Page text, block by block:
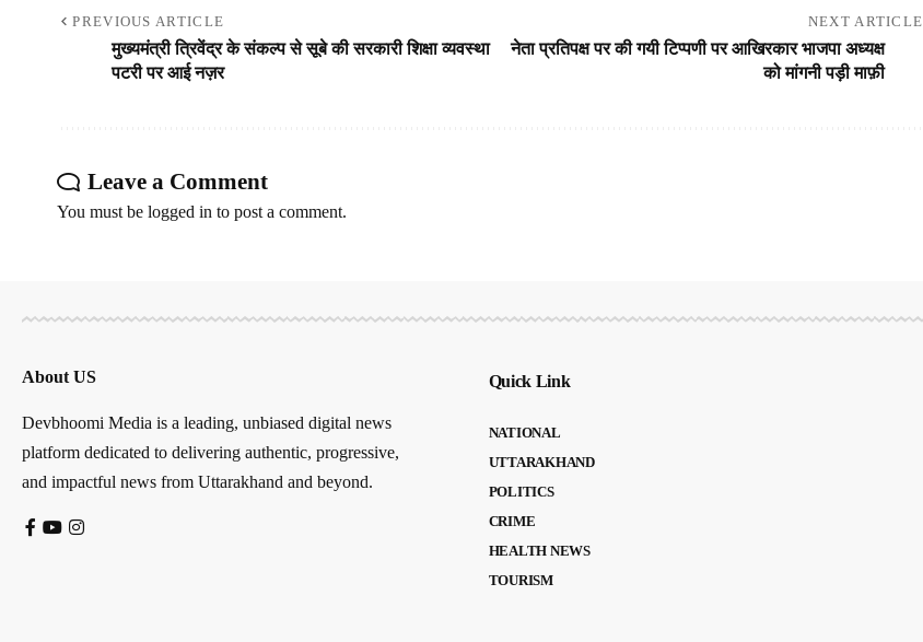
PREVIOUS ARTICLE
मुख्यमंत्री त्रिवेंद्र के संकल्प से सूबे की सरकारी शिक्षा व्यवस्था
पटरी पर आई नज़र
NEXT ARTICLE
नेता प्रतिपक्ष पर की गयी टिप्पणी पर आखिरकार भाजपा अध्यक्ष
को मांगनी पड़ी माफ़ी
Leave a Comment
You must be logged in to post a comment.
About US
Devbhoomi Media is a leading, unbiased digital news
platform dedicated to delivering authentic, progressive,
and impactful news from Uttarakhand and beyond.
Quick Link
NATIONAL
UTTARAKHAND
POLITICS
CRIME
HEALTH NEWS
TOURISM